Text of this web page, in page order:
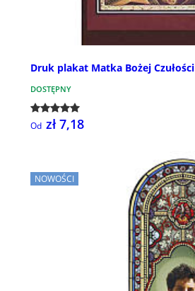
Druk plakat Matka Bożej Czułości
DOSTĘPNY
Od zł 7,18
NOWOŚCI